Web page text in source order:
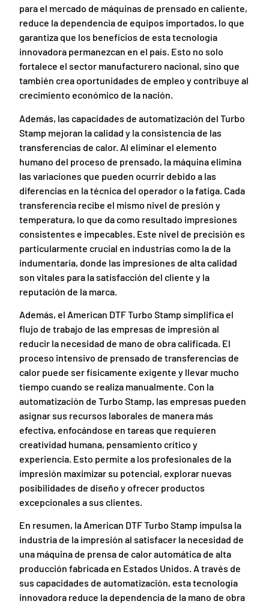
para el mercado de máquinas de prensado en caliente,
reduce la dependencia de equipos importados, lo que
garantiza que los beneficios de esta tecnología
innovadora permanezcan en el país. Esto no solo
fortalece el sector manufacturero nacional, sino que
también crea oportunidades de empleo y contribuye al
crecimiento económico de la nación.
Además, las capacidades de automatización del Turbo
Stamp mejoran la calidad y la consistencia de las
transferencias de calor. Al eliminar el elemento
humano del proceso de prensado, la máquina elimina
las variaciones que pueden ocurrir debido a las
diferencias en la técnica del operador o la fatiga. Cada
transferencia recibe el mismo nivel de presión y
temperatura, lo que da como resultado impresiones
consistentes e impecables. Este nivel de precisión es
particularmente crucial en industrias como la de la
indumentaria, donde las impresiones de alta calidad
son vitales para la satisfacción del cliente y la
reputación de la marca.
Además, el American DTF Turbo Stamp simplifica el
flujo de trabajo de las empresas de impresión al
reducir la necesidad de mano de obra calificada. El
proceso intensivo de prensado de transferencias de
calor puede ser físicamente exigente y llevar mucho
tiempo cuando se realiza manualmente. Con la
automatización de Turbo Stamp, las empresas pueden
asignar sus recursos laborales de manera más
efectiva, enfocándose en tareas que requieren
creatividad humana, pensamiento crítico y
experiencia. Esto permite a los profesionales de la
impresión maximizar su potencial, explorar nuevas
posibilidades de diseño y ofrecer productos
excepcionales a sus clientes.
En resumen, la American DTF Turbo Stamp impulsa la
industria de la impresión al satisfacer la necesidad de
una máquina de prensa de calor automática de alta
producción fabricada en Estados Unidos. A través de
sus capacidades de automatización, esta tecnología
innovadora reduce la dependencia de la mano de obra